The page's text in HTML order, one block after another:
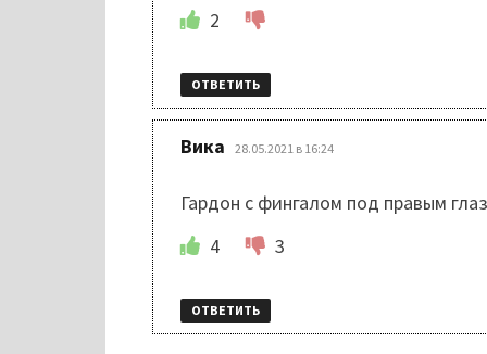
2
ОТВЕТИТЬ
Вика 28.05.2021 в 16:24
Гардон с фингалом под правым
4
3
ОТВЕТИТЬ